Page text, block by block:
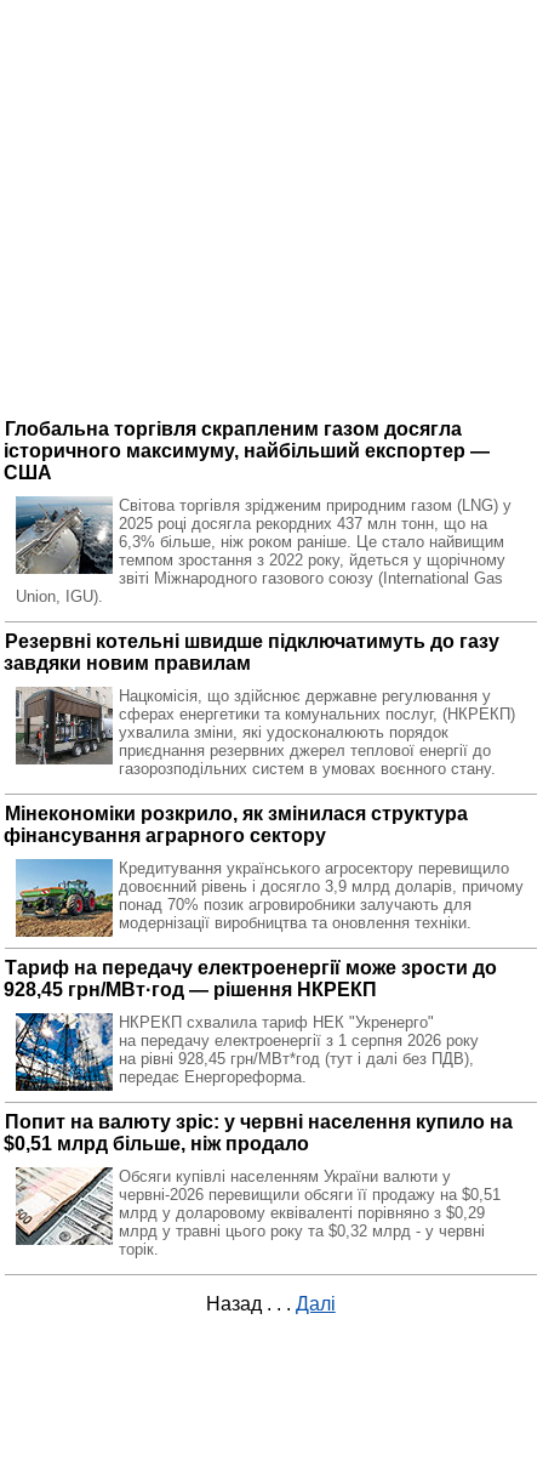
Глобальна торгівля скрапленим газом досягла
історичного максимуму, найбільший експортер —
США
Світова торгівля зрідженим природним газом (LNG) у
2025 році досягла рекордних 437 млн тонн, що на
6,3% більше, ніж роком раніше. Це стало найвищим
темпом зростання з 2022 року, йдеться у щорічному
звіті Міжнародного газового союзу (International Gas
Union, IGU).
Резервні котельні швидше підключатимуть до газу
завдяки новим правилам
Нацкомісія, що здійснює державне регулювання у
сферах енергетики та комунальних послуг, (НКРЕКП)
ухвалила зміни, які удосконалюють порядок
приєднання резервних джерел теплової енергії до
газорозподільних систем в умовах воєнного стану.
Мінекономіки розкрило, як змінилася структура
фінансування аграрного сектору
Кредитування українського агросектору перевищило
довоєнний рівень і досягло 3,9 млрд доларів, причому
понад 70% позик агровиробники залучають для
модернізації виробництва та оновлення техніки.
Тариф на передачу електроенергії може зрости до
928,45 грн/МВт·год — рішення НКРЕКП
НКРЕКП схвалила тариф НЕК "Укренерго"
на передачу електроенергії з 1 серпня 2026 року
на рівні 928,45 грн/МВт*год (тут і далі без ПДВ),
передає Енергореформа.
Попит на валюту зріс: у червні населення купило на
$0,51 млрд більше, ніж продало
Обсяги купівлі населенням України валюти у
червні-2026 перевищили обсяги її продажу на $0,51
млрд у доларовому еквіваленті порівняно з $0,29
млрд у травні цього року та $0,32 млрд - у червні
торік.
Назад . . . Далі